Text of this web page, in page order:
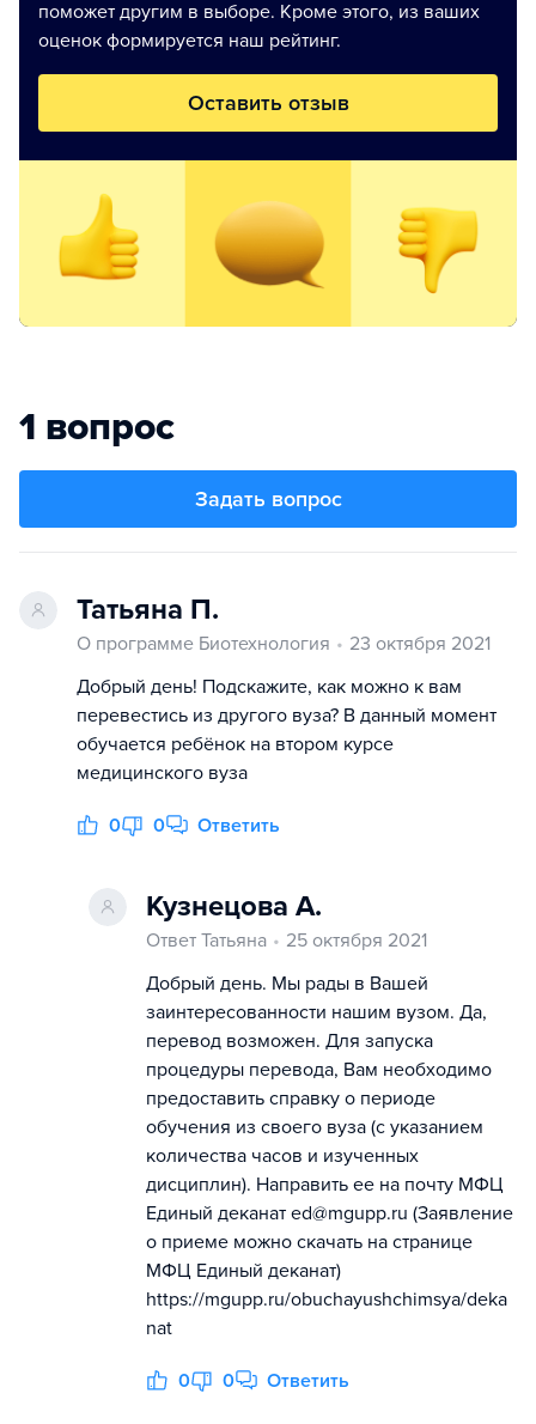
поможет другим в выборе. Кроме этого, из ваших
оценок формируется наш рейтинг.
Оставить отзыв
1 вопрос
Задать вопрос
Татьяна П.
О программе Биотехнология
23 октября 2021
Добрый день! Подскажите, как можно к вам
перевестись из другого вуза? В данный момент
обучается ребёнок на втором курсе
медицинского вуза
0 0 Ответить
Кузнецова А.
Ответ Татьяна
25 октября 2021
Добрый день. Мы рады в Вашей
заинтересованности нашим вузом. Да,
перевод возможен. Для запуска
процедуры перевода, Вам необходимо
предоставить справку о периоде
обучения из своего вуза (с указанием
количества часов и изученных
дисциплин). Направить ее на почту МФЦ
Единый деканат ed@mgupp.ru (Заявление
о приеме можно скачать на странице
МФЦ Единый деканат)
https://mgupp.ru/obuchayushchimsya/deka
nat
0 0 Ответить